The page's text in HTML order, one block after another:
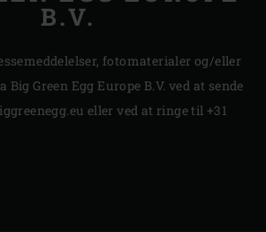
B.V.
fotomaterialer og/eller
Big Green Egg Europe B.V. ved at sende
eller ved at ringe til +31